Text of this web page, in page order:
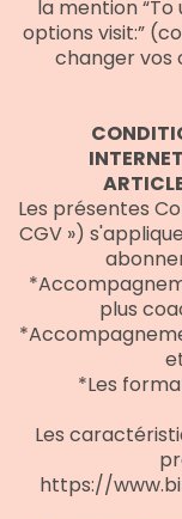
la mention
options visit:”
changer vos
INTERNET
Les présentes
CGV »)
plus
*Les
Les
https://